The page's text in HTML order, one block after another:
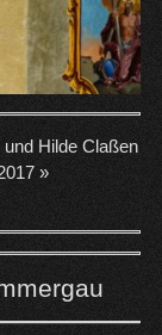
Hilde Claßen
»